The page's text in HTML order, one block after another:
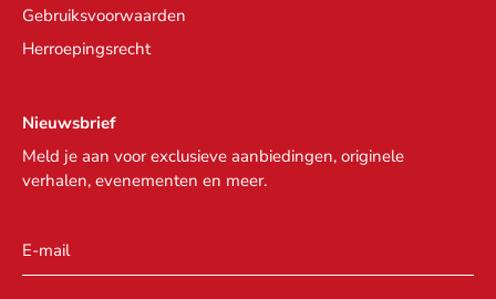
Gebruiksvoorwaarden
Herroepingsrecht
Nieuwsbrief
Meld je aan voor exclusieve aanbiedingen, originele
verhalen, evenementen en meer.